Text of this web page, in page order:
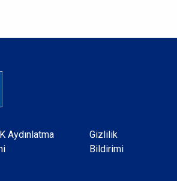
Aydınlatma
Gizlilik
Bildirimi